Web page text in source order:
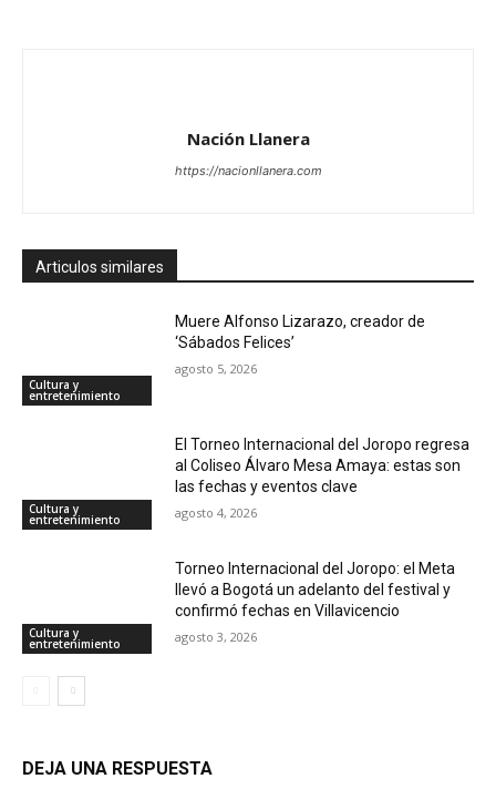
Nación Llanera
https://nacionllanera.com
Articulos similares
Cultura y
entretenimiento
Muere Alfonso Lizarazo, creador de
‘Sábados Felices’
agosto 5, 2026
Cultura y
entretenimiento
El Torneo Internacional del Joropo regresa
al Coliseo Álvaro Mesa Amaya: estas son
las fechas y eventos clave
agosto 4, 2026
Cultura y
entretenimiento
Torneo Internacional del Joropo: el Meta
llevó a Bogotá un adelanto del festival y
confirmó fechas en Villavicencio
agosto 3, 2026
DEJA UNA RESPUESTA